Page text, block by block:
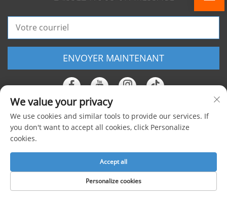
ENVOYER MAINTENANT
Copyright © 2025 Shanghai Foxygen Industrial Co., Ltd. Tous droits
We value your privacy
We use cookies and similar tools to provide our services. If
you don't want to accept all cookies, click Personalize
cookies.
Personalize cookies
Accept all